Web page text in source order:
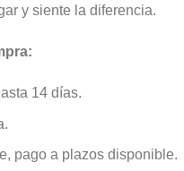
y siente la diferencia.
14 días.
pago a plazos disponible.